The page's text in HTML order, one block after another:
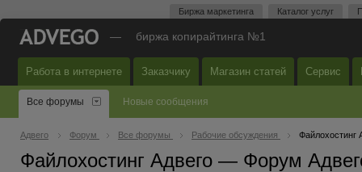
Биржа маркетинга Каталог услуг
— биржа копирайтинга №1
Работа в интернете Заказчику Магазин статей Сервис
Все форумы Новые сообщения
Адвего Форум Все форумы Рабочие обсуждения Файлохостинг
Файлохостинг Адвего — Форум